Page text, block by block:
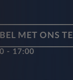
BEL MET ONS
- 17:00